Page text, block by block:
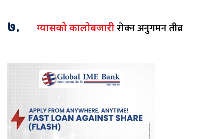
७. ग्यासको कालोबजारीरोक्न अनुगमन तीव्र